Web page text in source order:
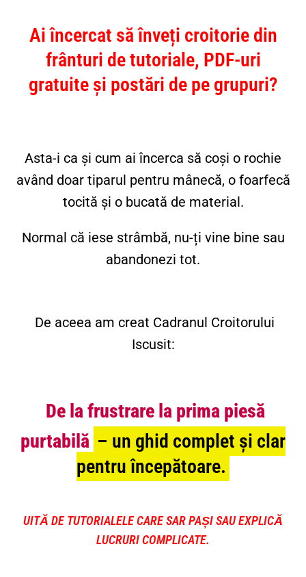
Ai încercat să înveți croitorie din
frânturi de tutoriale, PDF-uri
gratuite și postări de pe grupuri?
Asta-i ca și cum ai încerca să coși o rochie
având doar tiparul pentru mânecă, o foarfecă
tocită și o bucată de material.
Normal că iese strâmbă, nu-ți vine bine sau
abandonezi tot.
De aceea am creat Cadranul Croitorului
Iscusit:
De la frustrare la prima piesă
purtabilă – un ghid complet și clar
pentru începătoare.
UITĂ DE TUTORIALELE CARE SAR PAȘI SAU EXPLICĂ
LUCRURI COMPLICATE.